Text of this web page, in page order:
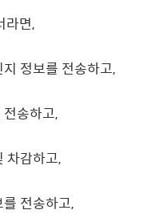
라면,
정보를 전송하고,
송하고,
차감하고,
전송하고,